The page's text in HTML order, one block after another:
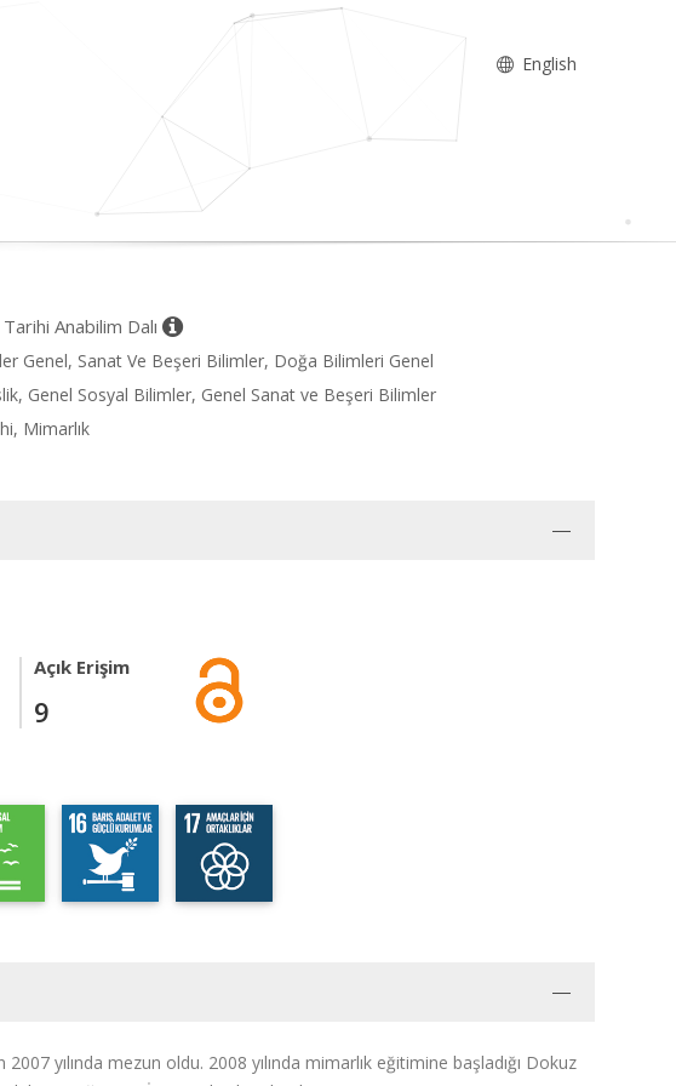
English
Anabilim Dalı
Genel, Sanat Ve Beşeri Bilimler, Doğa Bilimleri Genel
Genel Sosyal Bilimler, Genel Sanat ve Beşeri Bilimler
Mimarlık
Açık Erişim
9
yılında mezun oldu. 2008 yılında mimarlık eğitimine başladığı Dokuz